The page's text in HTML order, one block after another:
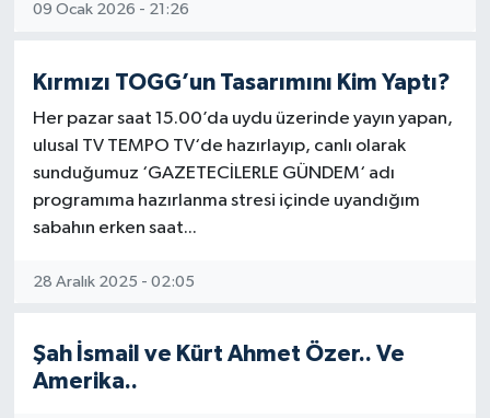
09 Ocak 2026 - 21:26
Kırmızı TOGG’un Tasarımını Kim Yaptı?
Her pazar saat 15.00’da uydu üzerinde yayın yapan,
ulusal TV TEMPO TV‘de hazırlayıp, canlı olarak
sunduğumuz ‘GAZETECİLERLE GÜNDEM‘ adı
programıma hazırlanma stresi içinde uyandığım
sabahın erken saat...
28 Aralık 2025 - 02:05
Şah İsmail ve Kürt Ahmet Özer.. Ve
Amerika..